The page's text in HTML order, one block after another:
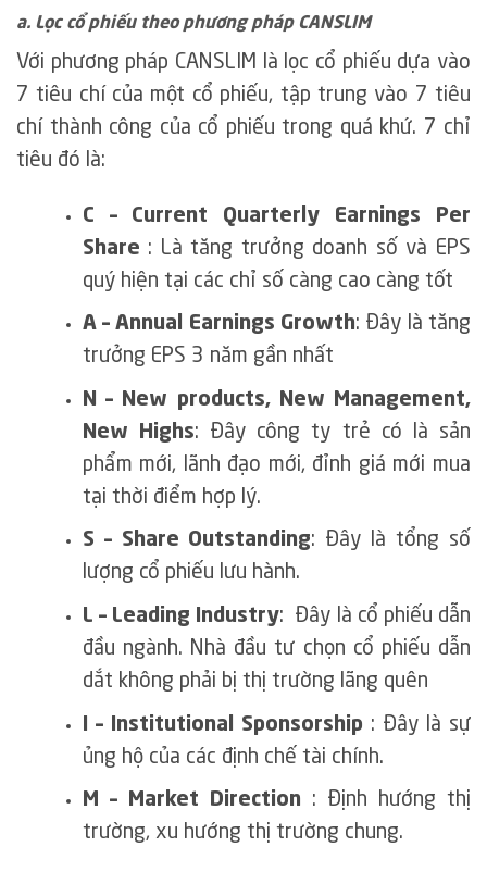
a. Lọc cổ phiếu theo phương pháp CANSLIM
Với phương pháp CANSLIM là lọc cổ phiếu dựa vào
7 tiêu chí của một cổ phiếu, tập trung vào 7 tiêu
chí thành công của cổ phiếu trong quá khứ. 7 chỉ
tiêu đó là:
C – Current Quarterly Earnings Per
Share : Là tăng trưởng doanh số và EPS
quý hiện tại các chỉ số càng cao càng tốt
A – Annual Earnings Growth: Đây là tăng
trưởng EPS 3 năm gần nhất
N – New products, New Management,
New Highs: Đây công ty trẻ có là sản
phẩm mới, lãnh đạo mới, đỉnh giá mới mua
tại thời điểm hợp lý.
S – Share Outstanding: Đây là tổng số
lượng cổ phiếu lưu hành.
L – Leading Industry: Đây là cổ phiếu dẫn
đầu ngành. Nhà đầu tư chọn cổ phiếu dẫn
dắt không phải bị thị trường lãng quên
I – Institutional Sponsorship : Đây là sự
ủng hộ của các định chế tài chính.
M – Market Direction : Định hướng thị
trường, xu hướng thị trường chung.